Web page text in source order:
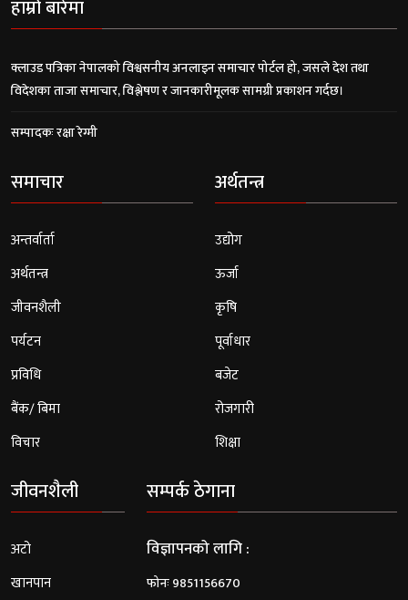
हाम्रो बारेमा
क्लाउड पत्रिका नेपालको विश्वसनीय अनलाइन समाचार पोर्टल हो, जसले देश तथा
विदेशका ताजा समाचार, विश्लेषण र जानकारीमूलक सामग्री प्रकाशन गर्दछ।
सम्पादकः रक्षा रेग्मी
समाचार
अन्तर्वार्ता
अर्थतन्त्र
जीवनशैली
पर्यटन
प्रविधि
बैंक/ बिमा
विचार
अर्थतन्त्र
उद्योग
ऊर्जा
कृषि
पूर्वाधार
बजेट
रोजगारी
शिक्षा
जीवनशैली
अटो
खानपान
सम्पर्क ठेगाना
विज्ञापनको लागि :
फोनः 9851156670